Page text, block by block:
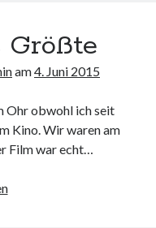
Größte
am4. Juni 2015
Ohr obwohl ich seit
Kino. Wir waren am
Film war echt…
Kino